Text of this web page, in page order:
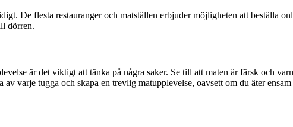
De flesta restauranger och matställen erbjuder möjligheten att beställa
dörren.
är det viktigt att tänka på några saker. Se till att maten är färsk och
varje tugga och skapa en trevlig matupplevelse, oavsett om du äter